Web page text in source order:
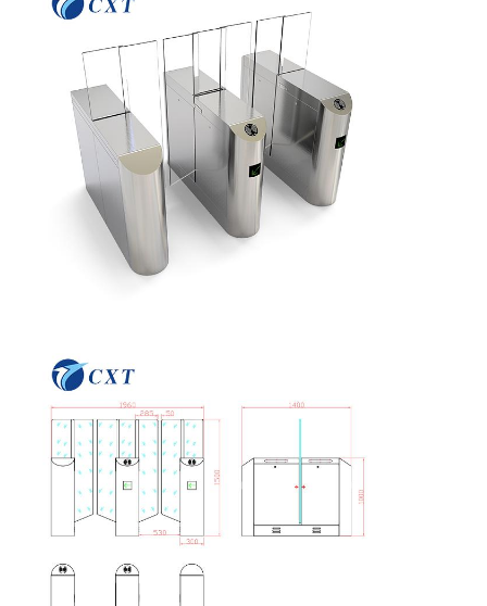
À La Maison Produits
À Propos De
Nous
Contrôle De
La Qualité
Nous
Contacter
Nouvelles
Demandez
Un Devis
Porte de tourniquet de trépied
Porte de barrière d'oscillation
Plein tourniquet de taille
Créneau de vitesse